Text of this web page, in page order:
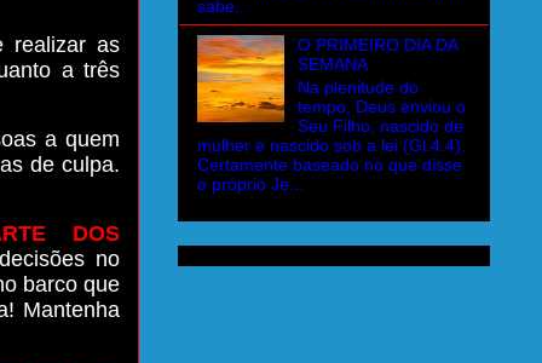
realizar as
a três
a quem
de culpa.
DOS
no
barco que
Mantenha
sabe...
O PRIMEIRO DIA DA
SEMANA
Na plenitude do
tempo, Deus enviou o
Seu Filho, nascido de
mulher e nascido sob a lei (Gl.4.4).
Certamente baseado no que disse
o próprio Je...